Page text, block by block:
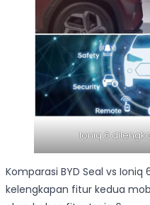
Ioniq 6
Komparasi BYD Seal vs
kelengkapan fitur kedua